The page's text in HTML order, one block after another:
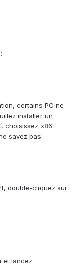
certains PC ne
installer un
choisissez x86
savez pas
double-cliquez sur
et lancez